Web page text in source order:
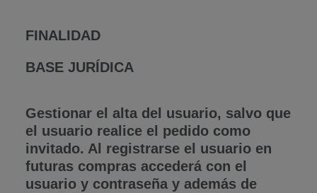
FINALIDAD
BASE JURÍDICA
Gestionar el alta del usuario, salvo que
el usuario realice el pedido como
invitado. Al registrarse el usuario en
futuras compras accederá con el
usuario y contraseña y además de